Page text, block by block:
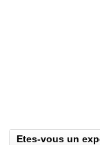
Etes-vous un